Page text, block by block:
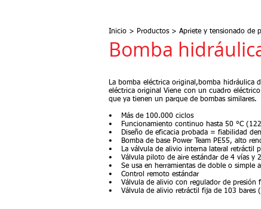
Inicio > Productos > Apriete y tensionado de
Bomba
La bomba eléctrica original,bomba hidráulica
eléctrica original Viene con un cuadro
que ya tienen un parque de bombas similares.
• Más de 100.000 ciclos
• Funcionamiento continuo hasta 50 °C
• Diseño de eficacia probada = fiabilidad
• Bomba de base Power Team PE55, alto
• La válvula de alivio interna lateral retráctil
• Válvula piloto de aire estándar de 4 vías y
• Se usa en herramientas de doble o simple
• Control remoto estándar
• Válvula de alivio con regulador de presión
• Válvula de alivio retráctil fija de 103 bares